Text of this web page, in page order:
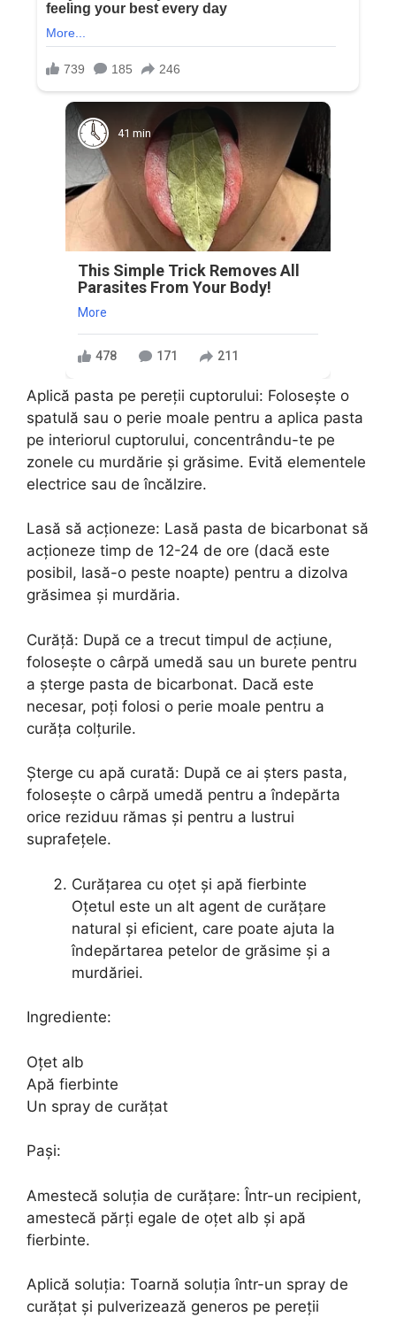
41 min
This Simple Trick Removes All
Parasites From Your Body!
More
478 171 211
Aplică pasta pe pereții cuptorului: Folosește o
spatulă sau o perie moale pentru a aplica pasta
pe interiorul cuptorului, concentrându-te pe
zonele cu murdărie și grăsime. Evită elementele
electrice sau de încălzire.
Lasă să acționeze: Lasă pasta de bicarbonat să
acționeze timp de 12-24 de ore (dacă este
posibil, lasă-o peste noapte) pentru a dizolva
grăsimea și murdăria.
Curăță: După ce a trecut timpul de acțiune,
folosește o cârpă umedă sau un burete pentru
a șterge pasta de bicarbonat. Dacă este
necesar, poți folosi o perie moale pentru a
curăța colțurile.
Șterge cu apă curată: După ce ai șters pasta,
folosește o cârpă umedă pentru a îndepărta
orice reziduu rămas și pentru a lustrui
suprafețele.
Curățarea cu oțet și apă fierbinte
Oțetul este un alt agent de curățare
natural și eficient, care poate ajuta la
îndepărtarea petelor de grăsime și a
murdăriei.
Ingrediente:
Oțet alb
Apă fierbinte
Un spray de curățat
Pași:
Amestecă soluția de curățare: Într-un recipient,
amestecă părți egale de oțet alb și apă
fierbinte.
Aplică soluția: Toarnă soluția într-un spray de
curățat și pulverizează generos pe pereții